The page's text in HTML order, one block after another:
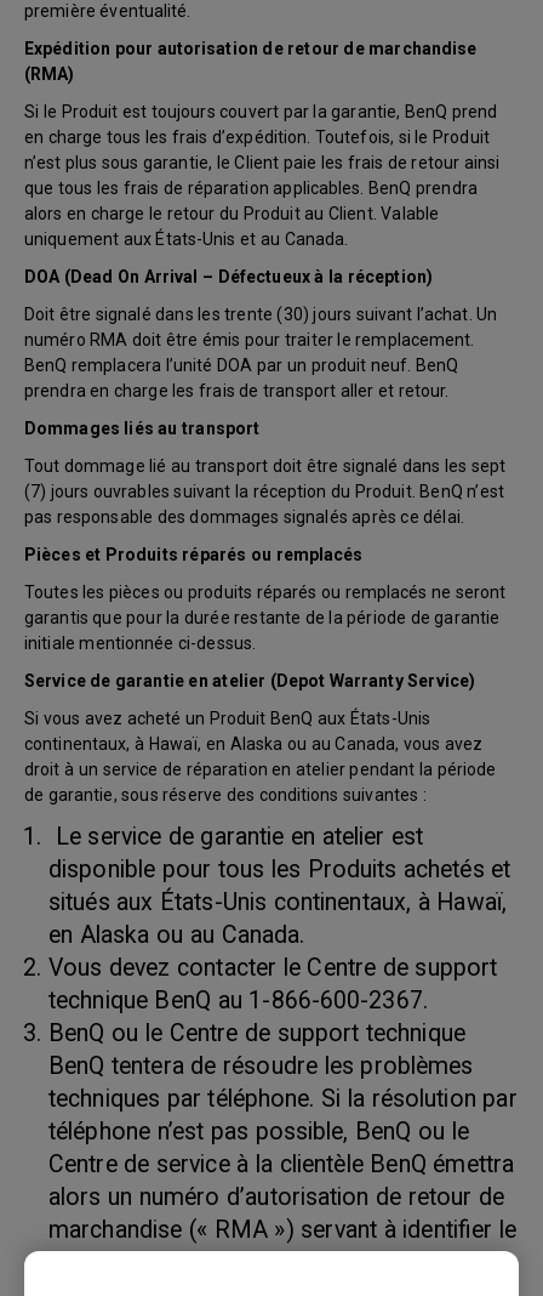
première éventualité.
Expédition pour autorisation de retour de marchandise
(RMA)
Si le Produit est toujours couvert par la garantie, BenQ prend
en charge tous les frais d’expédition. Toutefois, si le Produit
n’est plus sous garantie, le Client paie les frais de retour ainsi
que tous les frais de réparation applicables. BenQ prendra
alors en charge le retour du Produit au Client. Valable
uniquement aux États-Unis et au Canada.
DOA (Dead On Arrival – Défectueux à la réception)
Doit être signalé dans les trente (30) jours suivant l’achat. Un
numéro RMA doit être émis pour traiter le remplacement.
BenQ remplacera l’unité DOA par un produit neuf. BenQ
prendra en charge les frais de transport aller et retour.
Dommages liés au transport
Tout dommage lié au transport doit être signalé dans les sept
(7) jours ouvrables suivant la réception du Produit. BenQ n’est
pas responsable des dommages signalés après ce délai.
Pièces et Produits réparés ou remplacés
Toutes les pièces ou produits réparés ou remplacés ne seront
garantis que pour la durée restante de la période de garantie
initiale mentionnée ci-dessus.
Service de garantie en atelier (Depot Warranty Service)
Si vous avez acheté un Produit BenQ aux États-Unis
continentaux, à Hawaï, en Alaska ou au Canada, vous avez
droit à un service de réparation en atelier pendant la période
de garantie, sous réserve des conditions suivantes :
Le service de garantie en atelier est
disponible pour tous les Produits achetés et
situés aux États-Unis continentaux, à Hawaï,
en Alaska ou au Canada.
Vous devez contacter le Centre de support
technique BenQ au 1-866-600-2367.
BenQ ou le Centre de support technique
BenQ tentera de résoudre les problèmes
techniques par téléphone. Si la résolution par
téléphone n’est pas possible, BenQ ou le
Centre de service à la clientèle BenQ émettra
alors un numéro d’autorisation de retour de
marchandise (« RMA ») servant à identifier le